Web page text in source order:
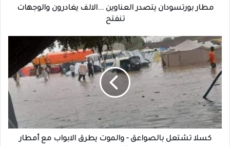
مطار بورتسودان يتصدر العناوين ...الالف يغادرون والوجهات
تنفتح
كسلا
تشتعل
بالصواعق
-
والموت
يطرق
الابواب
مع
أمطار
الغضبكسلا تشتعل بالصواعق - والموت يطرق الابواب مع أمطار